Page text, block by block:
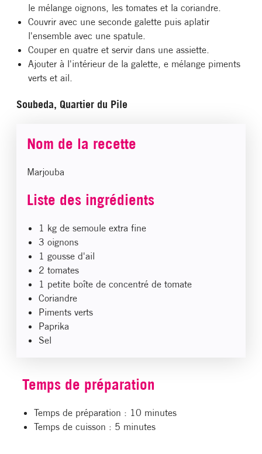
le mélange oignons, les tomates et la coriandre.
Couvrir avec une seconde galette puis aplatir
l'ensemble avec une spatule.
Couper en quatre et servir dans une assiette.
Ajouter à l'intérieur de la galette, e mélange piments
verts et ail.
Soubeda, Quartier du Pile
Nom de la recette
Marjouba
Liste des ingrédients
1 kg de semoule extra fine
3 oignons
1 gousse d'ail
2 tomates
1 petite boîte de concentré de tomate
Coriandre
Piments verts
Paprika
Sel
Temps de préparation
Temps de préparation : 10 minutes
Temps de cuisson : 5 minutes